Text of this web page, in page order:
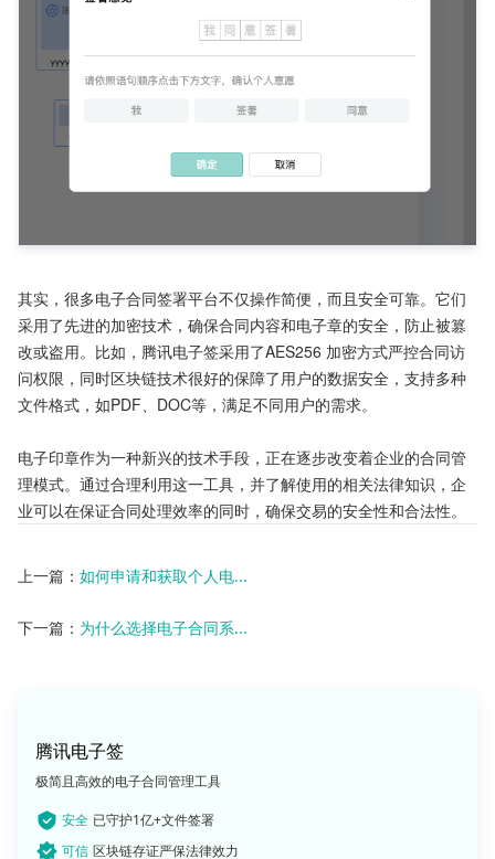
其实，很多电子合同签署平台不仅操作简便，而且安全可靠。它们
采用了先进的加密技术，确保合同内容和电子章的安全，防止被篡
改或盗用。比如，腾讯电子签采用了AES256 加密方式严控合同访
问权限，同时区块链技术很好的保障了用户的数据安全，支持多种
文件格式，如PDF、DOC等，满足不同用户的需求。
电子印章作为一种新兴的技术手段，正在逐步改变着企业的合同管
理模式。通过合理利用这一工具，并了解使用的相关法律知识，企
业可以在保证合同处理效率的同时，确保交易的安全性和合法性。
上一篇： 如何申请和获取个人电...
下一篇： 为什么选择电子合同系...
腾讯电子签
极简且高效的电子合同管理工具
安全 已守护1亿+文件签署
可信 区块链存证严保法律效力